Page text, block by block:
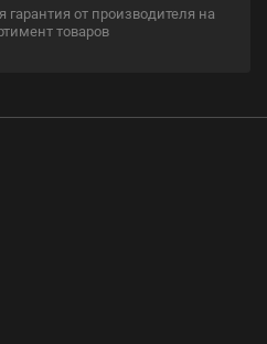
от производителя на
товаров